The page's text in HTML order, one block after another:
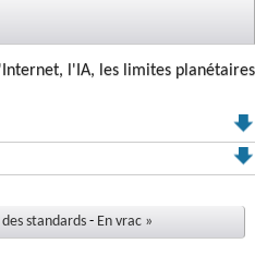
l'IA, les limites planétaires
standards - En vrac »